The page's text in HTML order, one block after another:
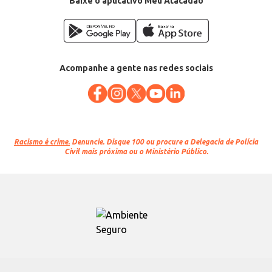
Acompanhe a gente nas redes sociais
Racismo é crime. Denuncie. Disque 100 ou procure a Delegacia de Polícia
Civil mais próxima ou o Ministério Público.